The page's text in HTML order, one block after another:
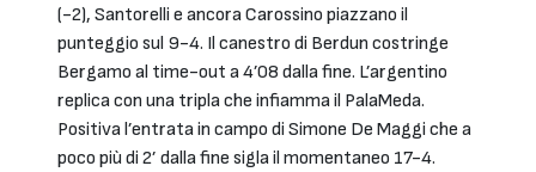
(-2), Santorelli e ancora Carossino piazzano il
punteggio sul 9-4. Il canestro di Berdun costringe
Bergamo al time-out a 4’08 dalla fine. L’argentino
replica con una tripla che infiamma il PalaMeda.
Positiva l’entrata in campo di Simone De Maggi che a
poco più di 2’ dalla fine sigla il momentaneo 17-4.